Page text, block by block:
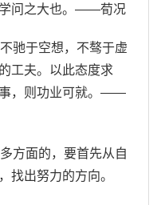
学问之大也。——荀况
驰于空想，不骜于虚
工夫。以此态度求
事，则功业可就。——
方面的，要首先从自
找出努力的方向。